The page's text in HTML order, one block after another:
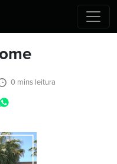
0 mins leitura